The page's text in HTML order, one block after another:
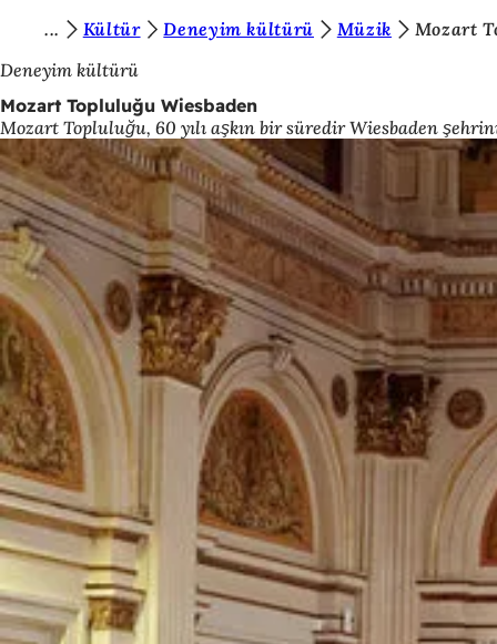
İçeriğe atla
u
r
a
d
a
s
ı
n
ı
z
:
Kültür Deneyim kültürü Müzik
Mozart
Deneyim kültürü
Mozart Topluluğu Wiesbaden
Mozart Topluluğu, 60 yılı aşkın bir süredir Wiesbaden